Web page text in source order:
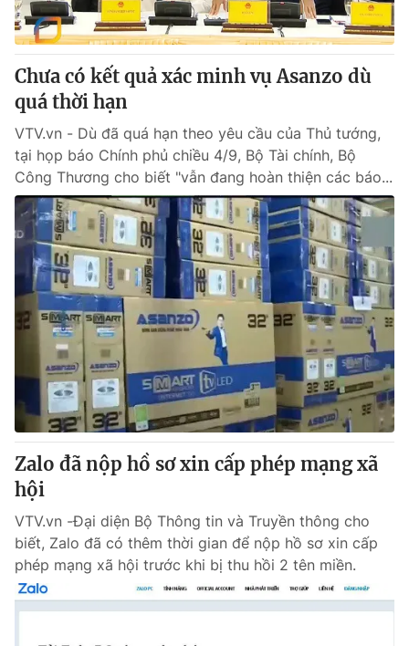
Chưa có kết quả xác minh vụ Asanzo dù
quá thời hạn
VTV.vn - Dù đã quá hạn theo yêu cầu của Thủ tướng,
tại họp báo Chính phủ chiều 4/9, Bộ Tài chính, Bộ
Công Thương cho biết "vẫn đang hoàn thiện các báo...
Zalo đã nộp hồ sơ xin cấp phép mạng xã
hội
VTV.vn -Đại diện Bộ Thông tin và Truyền thông cho
biết, Zalo đã có thêm thời gian để nộp hồ sơ xin cấp
phép mạng xã hội trước khi bị thu hồi 2 tên miền.